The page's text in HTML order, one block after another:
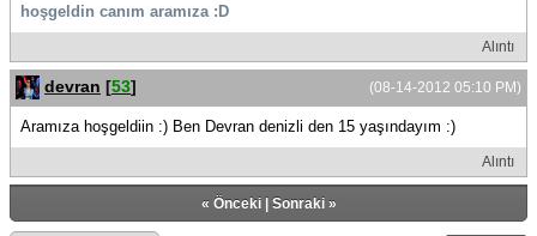
hoşgeldin canım aramıza :D
Alıntı
(08-14-2012 05:10 PM)
devran [53]
Aramıza hoşgeldiin :) Ben Devran denizli den 15 yaşındayım :)
Alıntı
« Önceki| Sonraki»